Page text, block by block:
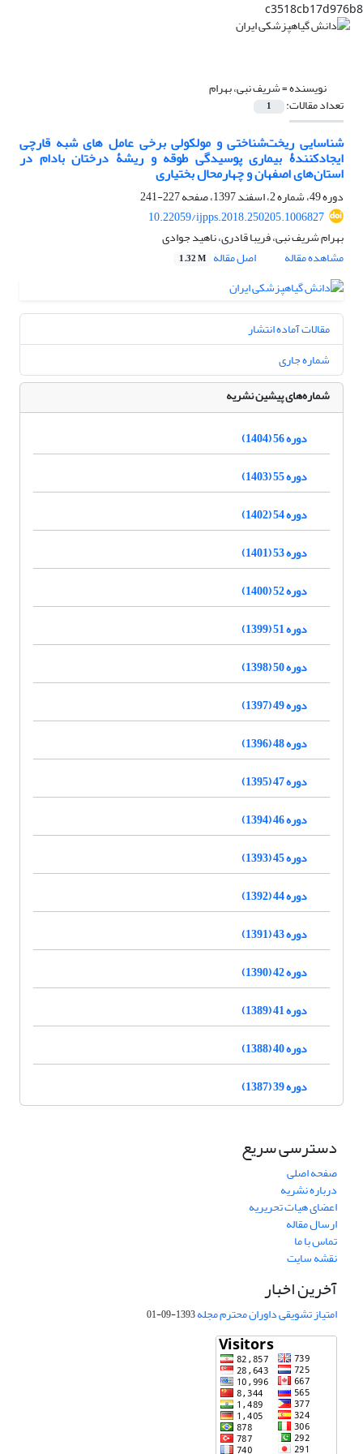
c3518cb17d976b8
نویسنده =شریف نبی، بهرام
تعداد مقالات: 1
شناسایی ریخت‌شناختی و مولکولی برخی عامل‏ های شبه قارچی
ایجادکنندۀ بیماری پوسیدگی طوقه و ریشۀ درختان بادام در
استان‌های اصفهان و چهارمحال بختیاری
دوره 49، شماره 2، اسفند 1397، صفحه
227-241
10.22059/ijpps.2018.250205.1006827
بهرام شریف نبی، فریبا قادری، ناهید جوادی
مشاهده مقاله
اصل مقاله 1.32 M
مقالات آماده انتشار
شماره جاری
شماره‌های پیشین نشریه
دوره 56 (1404)
دوره 55 (1403)
دوره 54 (1402)
دوره 53 (1401)
دوره 52 (1400)
دوره 51 (1399)
دوره 50 (1398)
دوره 49 (1397)
دوره 48 (1396)
دوره 47 (1395)
دوره 46 (1394)
دوره 45 (1393)
دوره 44 (1392)
دوره 43 (1391)
دوره 42 (1390)
دوره 41 (1389)
دوره 40 (1388)
دوره 39 (1387)
دسترسی سریع
صفحه اصلی
درباره نشریه
اعضای هیات تحریریه
ارسال مقاله
تماس با ما
نقشه سایت
آخرین اخبار
امتیاز تشویقی داوران محترم مجله1393-09-01